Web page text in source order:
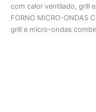
com calor ventilado, grill
FORNO MICRO-ONDAS
grill e micro-ondas